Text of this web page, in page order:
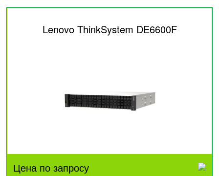
Lenovo ThinkSystem DE6600F
Цена по запросу